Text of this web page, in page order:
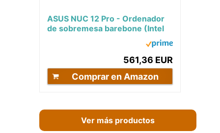
ASUS NUC 12 Pro - Ordenador
de sobremesa barebone (Intel
561,36 EUR
Comprar en Amazon
Ver más productos